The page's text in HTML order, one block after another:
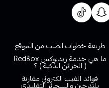
طريقة خطوات الطلب من الموقع
ما هي خدمة ريدبوكس RedBox
( الخزائن الذكية ) ؟
فوائد الفيب الكتروني مقارنة